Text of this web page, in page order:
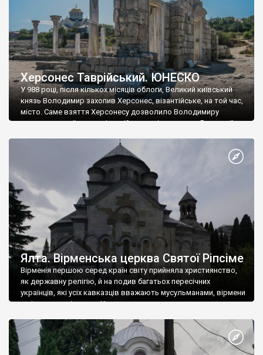
Херсонес Таврійський. ЮНЕСКО
У 988 році, після кількох місяців облоги, Великий київський
князь Володимир захопив Херсонес, візантійське, на той час,
місто. Саме взяття Херсонесу дозволило Володимиру
диктувати свої умови візантійському імператору Василю ІІ, та
Херсонесі Володимир-язичник, став Василем-християнином.
А потім було Хрещення Русі. На честь Херсонесу Таврійського
Ялта. Вірменська церква Святої Ріпсіме
Вірменія першою серед країн світу прийняла християнство,
як державну релігію, й на подив багатьох пересічних
українців, які усіх кавказців вважають мусульманами, вірмени
є відданими вірянами Христа